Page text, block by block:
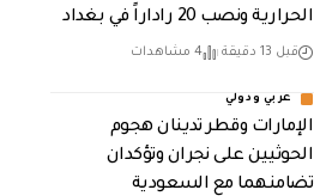
الحرارية ونصب 20 راداراً في بغداد
قبل 13 دقيقة 4 مشاهدات
عربي ودولي
الإمارات وقطر تدينان هجوم
الحوثيين على نجران وتؤكدان
تضامنهما مع السعودية